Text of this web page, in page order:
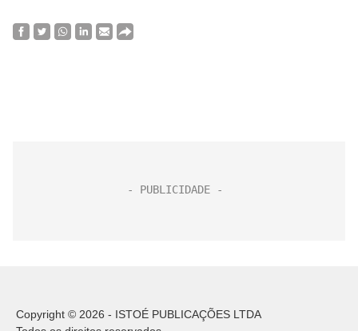
Copyright © 2026 - ISTOÉ PUBLICAÇÕES LTDA